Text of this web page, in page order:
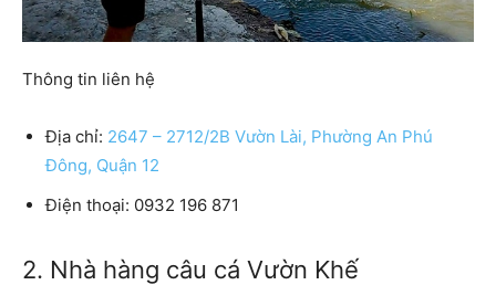
Thông tin liên hệ
Địa chỉ: 2647 – 2712/2B Vườn Lài, Phường An Phú
Đông, Quận 12
Điện thoại: 0932 196 871
2. Nhà hàng câu cá Vườn Khế